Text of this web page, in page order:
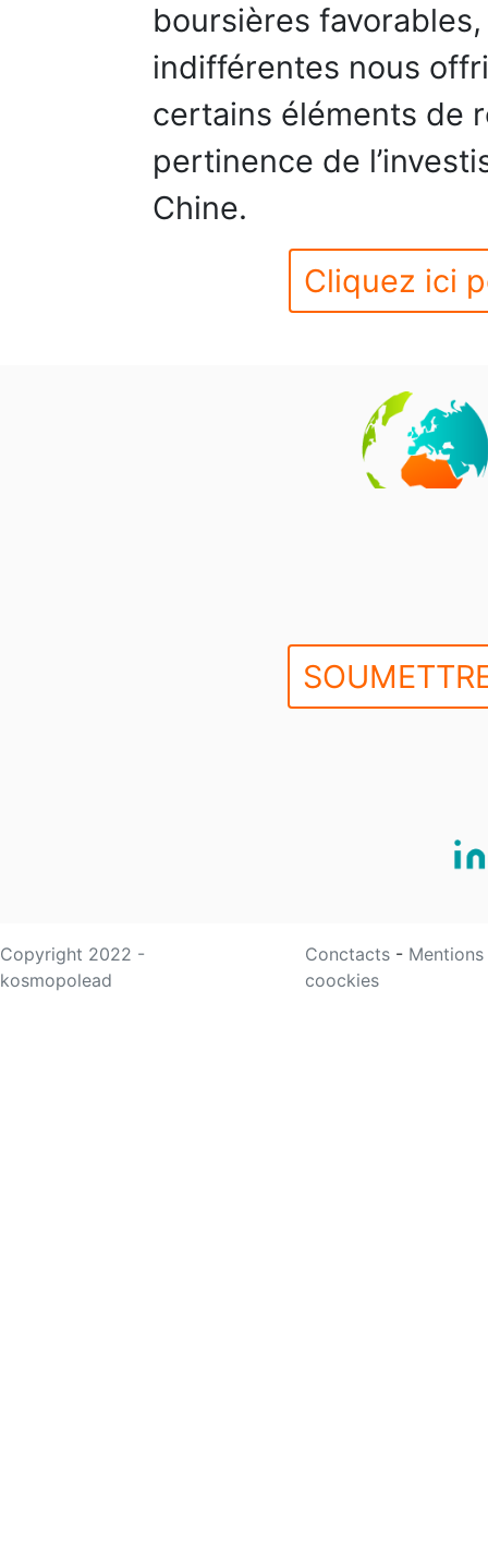
boursières
indifférentes nous
certains éléments de
pertinence de
Chine.
Cliquez ici
Copyright 2022 -
kosmopolead
Conctacts -
coockies